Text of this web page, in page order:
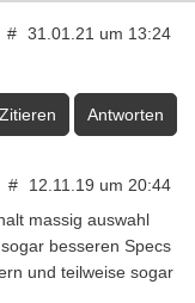
# 31.01.21 um 13:24
Zitieren Antworten
# 12.11.19 um 20:44
massig auswahl
besseren Specs
und teilweise sogar